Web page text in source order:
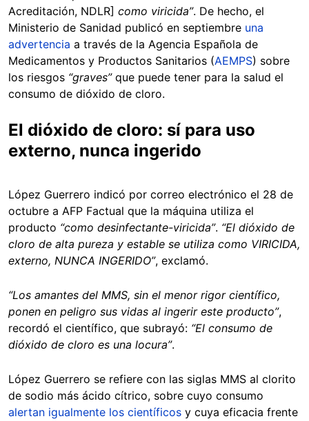
Acreditación, NDLR] como viricida”. De hecho, el
Ministerio de Sanidad publicó en septiembre una
advertencia a través de la Agencia Española de
Medicamentos y Productos Sanitarios (AEMPS) sobre
los riesgos “graves”que puede tener para la salud el
consumo de dióxido de cloro.
El dióxido de cloro: sí para uso
externo, nunca ingerido
López Guerrero indicó por correo electrónico el 28 de
octubre a AFP Factual que la máquina utiliza el
producto “como desinfectante-viricida”. “El dióxido de
cloro de alta pureza y estable se utiliza como VIRICIDA,
externo, NUNCA INGERIDO”, exclamó.
“Los amantes del MMS, sin el menor rigor científico,
ponen en peligro sus vidas al ingerir este producto”,
recordó el científico, que subrayó: “El consumo de
dióxido de cloro es una locura”.
López Guerrero se refiere con las siglas MMS al clorito
de sodio más ácido cítrico, sobre cuyo consumo
alertan igualmente los científicos y cuya eficacia frente